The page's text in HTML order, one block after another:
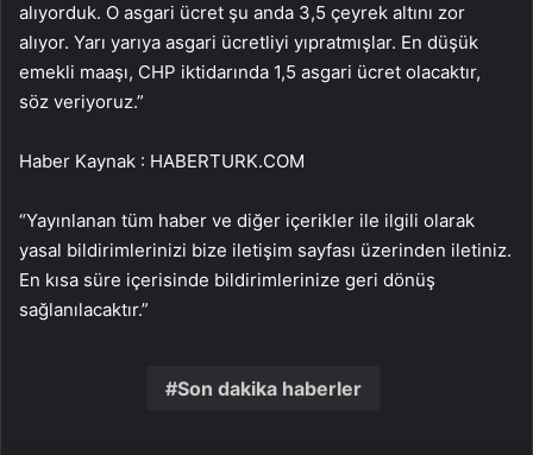
alıyorduk. O asgari ücret şu anda 3,5 çeyrek altını zor
alıyor. Yarı yarıya asgari ücretliyi yıpratmışlar. En düşük
emekli maaşı, CHP iktidarında 1,5 asgari ücret olacaktır,
söz veriyoruz.”
Haber Kaynak : HABERTURK.COM
“Yayınlanan tüm haber ve diğer içerikler ile ilgili olarak
yasal bildirimlerinizi bize iletişim sayfası üzerinden iletiniz.
En kısa süre içerisinde bildirimlerinize geri dönüş
sağlanılacaktır.”
Son dakika haberler